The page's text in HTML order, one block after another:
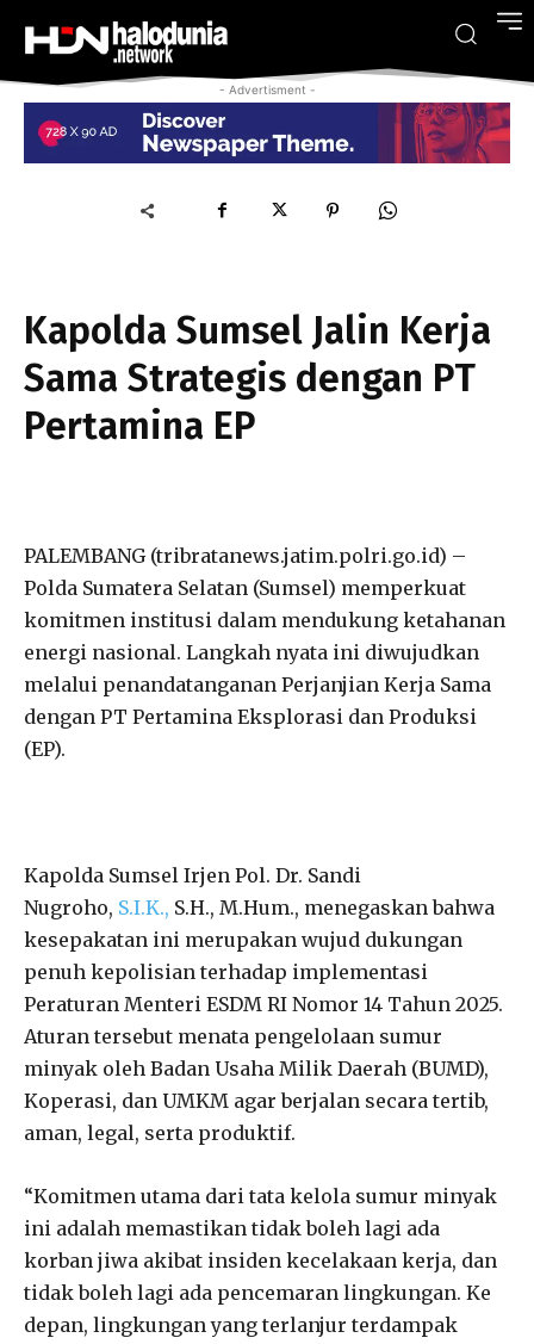
- Advertisment -
Kapolda Sumsel Jalin Kerja
Sama Strategis dengan PT
Pertamina EP
PALEMBANG (tribratanews.jatim.polri.go.id) –
Polda Sumatera Selatan (Sumsel) memperkuat
komitmen institusi dalam mendukung ketahanan
energi nasional. Langkah nyata ini diwujudkan
melalui penandatanganan Perjanjian Kerja Sama
dengan PT Pertamina Eksplorasi dan Produksi
(EP).
Kapolda Sumsel Irjen Pol. Dr. Sandi
Nugroho, S.I.K., S.H., M.Hum., menegaskan bahwa
kesepakatan ini merupakan wujud dukungan
penuh kepolisian terhadap implementasi
Peraturan Menteri ESDM RI Nomor 14 Tahun 2025.
Aturan tersebut menata pengelolaan sumur
minyak oleh Badan Usaha Milik Daerah (BUMD),
Koperasi, dan UMKM agar berjalan secara tertib,
aman, legal, serta produktif.
“Komitmen utama dari tata kelola sumur minyak
ini adalah memastikan tidak boleh lagi ada
korban jiwa akibat insiden kecelakaan kerja, dan
tidak boleh lagi ada pencemaran lingkungan. Ke
depan, lingkungan yang terlanjur terdampak